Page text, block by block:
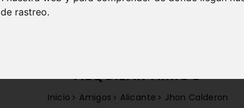
rastreo.
¿QUÉ ES ALQUIFRIEND? MI CUENTA
ALQUILAR AMIGO
Inicio Amigos Alicante Jhon Calderon